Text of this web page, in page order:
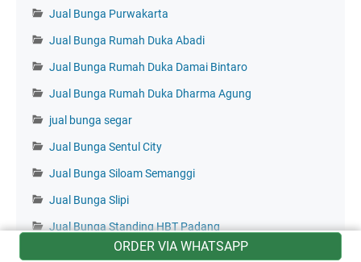
ORDER VIA WHATSAPP
Jual Bunga Purwakarta
Jual Bunga Rumah Duka Abadi
Jual Bunga Rumah Duka Damai Bintaro
Jual Bunga Rumah Duka Dharma Agung
jual bunga segar
Jual Bunga Sentul City
Jual Bunga Siloam Semanggi
Jual Bunga Slipi
Jual Bunga Standing HBT Padang
Jual Bunga Sunter